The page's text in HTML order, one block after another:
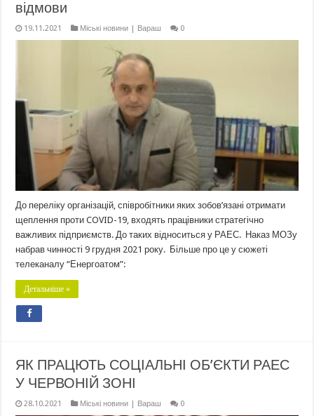
відмови
19.11.2021 Міські новини | Вараш 0
До переліку організацій, співробітники яких зобов’язані отримати
щеплення проти COVID-19, входять працівники стратегічно
важливих підприємств. До таких відноситься у РАЕС. Наказ МОЗу
набрав чинності 9 грудня 2021 року. Більше про це у сюжеті
телеканалу “Енергоатом”:
Детальніше »
ЯК ПРАЦЮТЬ СОЦІАЛЬНІ ОБ’ЄКТИ РАЕС
У ЧЕРВОНІЙ ЗОНІ
28.10.2021 Міські новини | Вараш 0